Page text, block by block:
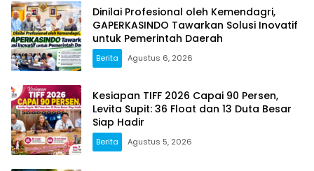
Dinilai Profesional oleh Kemendagri,
GAPERKASINDO Tawarkan Solusi Inovatif
untuk Pemerintah Daerah
Berita Agustus 6, 2026
Kesiapan TIFF 2026 Capai 90 Persen,
Levita Supit: 36 Float dan 13 Duta Besar
Siap Hadir
Berita Agustus 5, 2026